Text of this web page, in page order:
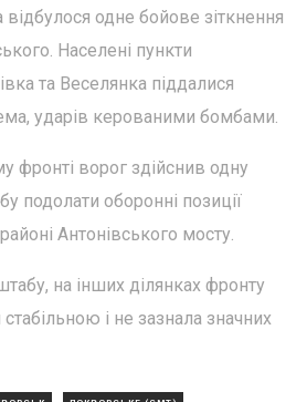
одне бойове зіткнення
Населені пункти
та Веселянка піддалися
ударів керованими бомбами.
фронті ворог здійснив одну
подолати оборонні позиції
Антонівського мосту.
на інших ділянках фронту
і не зазнала значних